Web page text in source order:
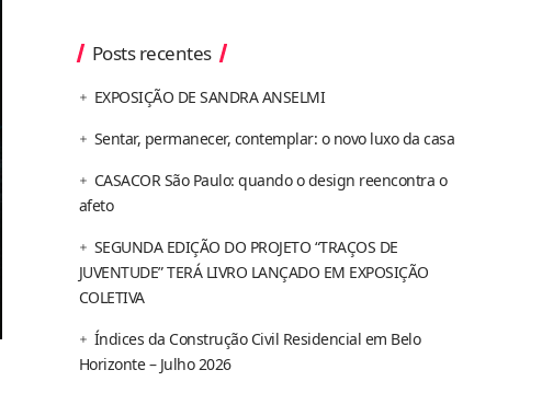
Posts recentes
EXPOSIÇÃO DE SANDRA ANSELMI
Sentar, permanecer, contemplar: o novo luxo da casa
CASACOR São Paulo: quando o design reencontra o
afeto
SEGUNDA EDIÇÃO DO PROJETO “TRAÇOS DE
JUVENTUDE” TERÁ LIVRO LANÇADO EM EXPOSIÇÃO
COLETIVA
Índices da Construção Civil Residencial em Belo
Horizonte – Julho 2026